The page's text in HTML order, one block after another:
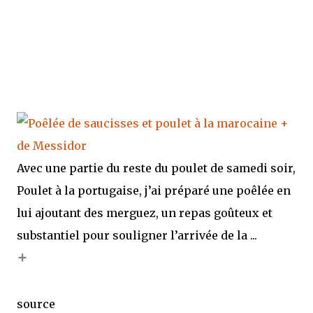
Avec une partie du reste du poulet de samedi soir,
Poulet à la portugaise, j’ai préparé une poêlée en
lui ajoutant des merguez, un repas goûteux et
substantiel pour souligner l’arrivée de la ...
+
source